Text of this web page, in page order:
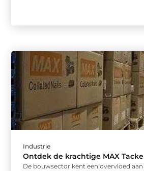
Industrie
Ontdek de krachtige MAX
De bouwsector kent een overvloed